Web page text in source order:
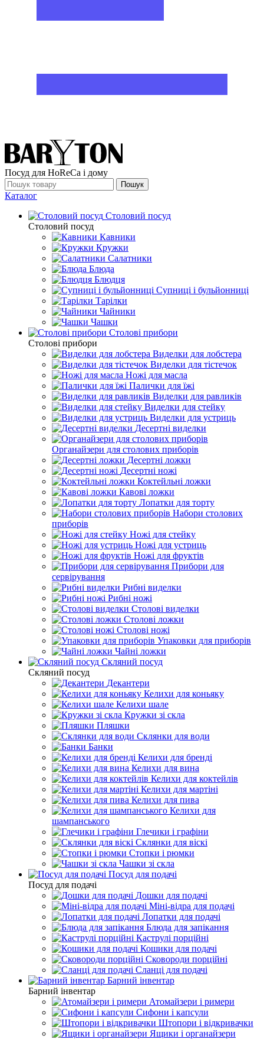
Посуд для HoReCa і дому
Пошук
Каталог
Столовий посуд
Столовий посуд
Кавники
Кружки
Салатники
Блюда
Блюдця
Супниці і бульйонниці
Тарілки
Чайники
Чашки
Столові прибори
Столові прибори
Виделки для лобстера
Виделки для тістечок
Ножі для масла
Палички для їжі
Виделки для равликів
Виделки для стейку
Виделки для устриць
Десертні виделки
Органайзери для столових приборів
Десертні ложки
Десертні ножі
Коктейльні ложки
Кавові ложки
Лопатки для торту
Набори столових
приборів
Ножі для стейку
Ножі для устриць
Ножі для фруктів
Прибори для
сервірування
Рибні виделки
Рибні ножі
Столові виделки
Столові ложки
Столові ножі
Упаковки для приборів
Чайні ложки
Скляний посуд
Скляний посуд
Декантери
Келихи для коньяку
Келихи шале
Кружки зі скла
Пляшки
Склянки для води
Банки
Келихи для бренді
Келихи для вина
Келихи для коктейлів
Келихи для мартіні
Келихи для пива
Келихи для
шампанського
Глечики і графіни
Склянки для віскі
Стопки і рюмки
Чашки зі скла
Посуд для подачі
Посуд для подачі
Дошки для подачі
Міні-відра для подачі
Лопатки для подачі
Блюда для запікання
Каструлі порційні
Кошики для подачі
Сковороди порційні
Сланці для подачі
Барний інвентар
Барний інвентар
Атомайзери і римери
Сифони і капсули
Штопори і відкривачки
Ящики і органайзери